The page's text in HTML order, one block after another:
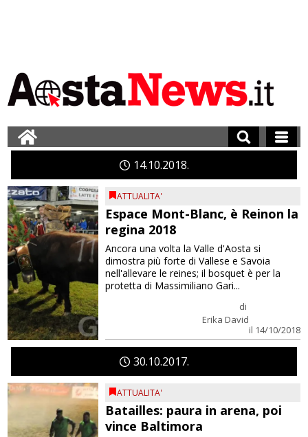
14 10 2018
ATTUALITA'
Espace Mont-Blanc, è Reinon la
regina 2018
di
Erika David
il 14/10/2018
Ancora una volta la Valle d'Aosta si
dimostra più forte di Vallese e Savoia
nell'allevare le reines; il bosquet è per la
protetta di Massimiliano Gari...
30 10 2017
ATTUALITA'
Batailles: paura in arena, poi
vince Baltimora